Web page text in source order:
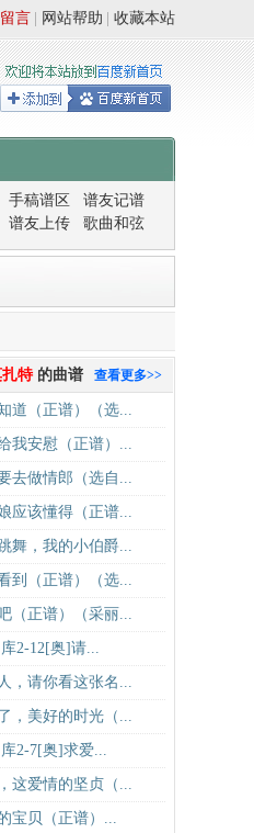
收藏本站
网站帮助
言
手稿谱区
谱友记谱
谱友上传
歌曲和弦
查看更多>>
特 的曲谱
道（正谱）（选...
我安慰（正谱）...
去做情郎（选自...
应该懂得（正谱...
舞，我的小伯爵...
到（正谱）（选...
（正谱）（采丽...
2-12[奥]请...
，请你看这张名...
，美好的时光（...
2-7[奥]求爱...
这爱情的坚贞（...
宝贝（正谱）​...